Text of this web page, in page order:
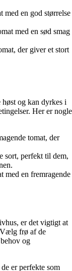
med en god størrelse
med en sød smag
der giver et stort
og kan dyrkes i
Her er nogle
tomat, der
sort, perfekt til dem,
med en fremragende
er det vigtigt at
frø af de
og
er perfekte som